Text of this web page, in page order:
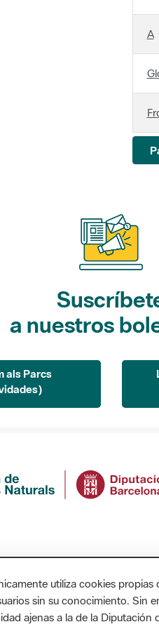
A
a nuestros
als Parcs
utiliza cookies
sin su conocimiento. Sin
ajenas a la de la